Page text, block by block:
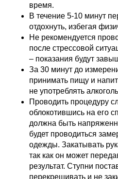
время.
В течение 5-10 минут
отдохнуть, избегая
Не рекомендуется
после стрессовой
– показания будут
За 30 минут до
принимать пищу и
не употреблять
Проводить процедуру
облокотившись на его
должна быть
будет проводиться
одежды. Закатывать
так как он может
результат. Ступни
перекрещивать и не